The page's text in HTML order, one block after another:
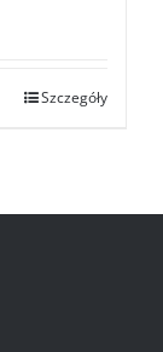
Szczegóły